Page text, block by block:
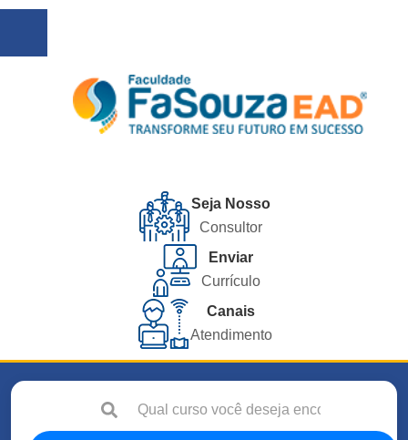
Seja Nosso
Consultor
Enviar
Currículo
Canais
Atendimento